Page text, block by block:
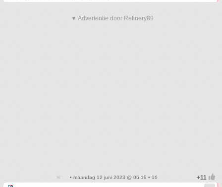
▼ Advertentie door Refinery89
• maandag 12 juni 2023 @ 06:19 • 16